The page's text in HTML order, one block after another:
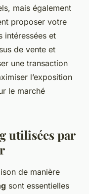
mais également
proposer votre
intéressées et
de vente et
une transaction
l’exposition
le marché
utilisées par
de manière
sont essentielles